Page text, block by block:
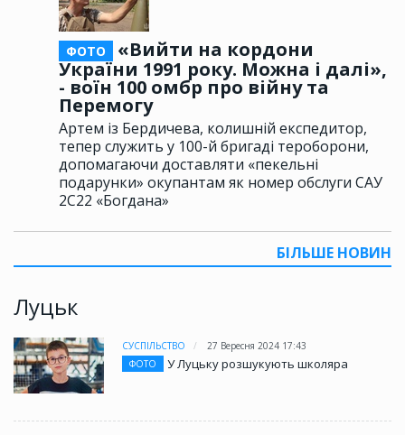
ФОТО
«Вийти на кордони
України 1991 року. Можна і далі»,
- воїн 100 омбр про війну та
Перемогу
Артем із Бердичева, колишній експедитор,
тепер служить у 100-й бригаді тероборони,
допомагаючи доставляти «пекельні
подарунки» окупантам як номер обслуги САУ
2С22 «Богдана»
БІЛЬШЕ НОВИН
Луцьк
СУСПІЛЬСТВО
27 Вересня 2024 17:43
ФОТО
У Луцьку розшукують школяра